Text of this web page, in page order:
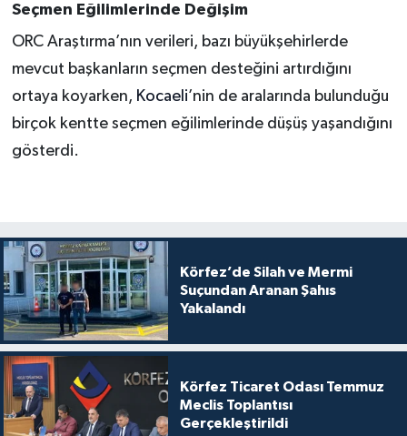
Seçmen Eğilimlerinde Değişim
ORC Araştırma’nın verileri, bazı büyükşehirlerde
mevcut başkanların seçmen desteğini artırdığını
ortaya koyarken, Kocaeli’nin de aralarında bulunduğu
birçok kentte seçmen eğilimlerinde düşüş yaşandığını
gösterdi.
Körfez’de Silah ve Mermi
Suçundan Aranan Şahıs
Yakalandı
Körfez Ticaret Odası Temmuz
Meclis Toplantısı
Gerçekleştirildi